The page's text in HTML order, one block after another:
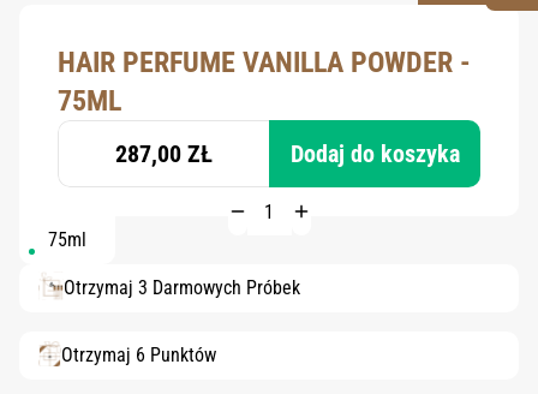
HAIR PERFUME VANILLA POWDER -
75ML
287,00 ZŁ Dodaj do koszyka
75ml
Otrzymaj 3 Darmowych Próbek
Otrzymaj 6 Punktów